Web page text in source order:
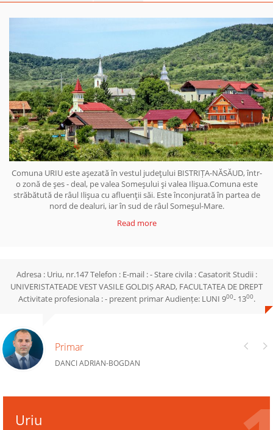
Comuna URIU este aşezată în vestul judeţului BISTRIȚA-NĂSĂUD, într-
o zonă de şes - deal, pe valea Someşului şi valea Ilişua.Comuna este
străbătută de râul Ilişua cu afluenţii săi. Este înconjurată în partea de
nord de dealuri, iar în sud de râul Someşul-Mare.
Read more
Adresa : Uriu, nr.147 Telefon : E-mail : - Stare civila : Casatorit Studii :
UNIVERISTATEADE VEST VASILE GOLDIȘ ARAD, FACULTATEA DE DREPT
Activitate profesionala : - prezent primar Audiențe: LUNI 900- 1300.
Primar
DANCI ADRIAN-BOGDAN
Uriu